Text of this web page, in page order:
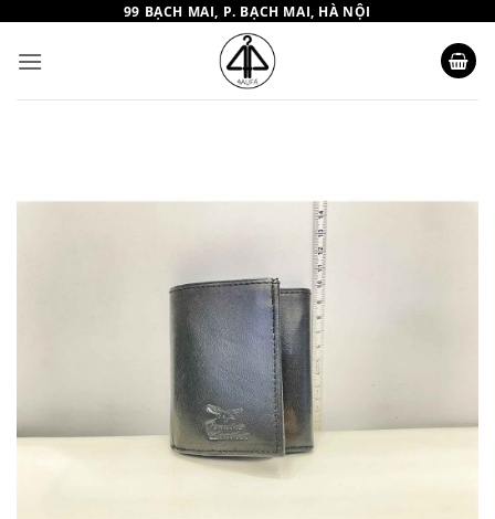
nội
dung
99 BẠCH MAI, P. BẠCH MAI, HÀ NỘI